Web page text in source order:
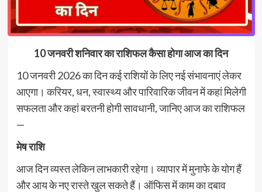
10 जनवरी शनिवार का राशिफल कैसा होगा आज का दिन
10 जनवरी 2026 का दिन कई राशियों के लिए नई संभावनाएं लेकर
आएगा। करियर, धन, स्वास्थ्य और पारिवारिक जीवन में कहां मिलेगी
सफलता और कहां बरतनी होगी सावधानी, जानिए आज का राशिफल
—
मेष राशि
आज दिन व्यस्त लेकिन लाभकारी रहेगा। व्यापार में मुनाफे के योग हैं
और आय के नए रास्ते खुल सकते हैं। ऑफिस में काम का दबाव